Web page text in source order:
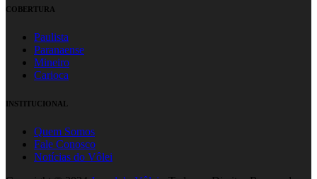
COBERTURA
Paulista
Paranaense
Mineiro
Carioca
INSTITUCIONAL
Quem Somos
Fale Conosco
Notícias do Vôlei